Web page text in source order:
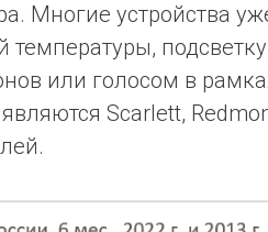
Многие устройства
или голосом в
Scarlett,